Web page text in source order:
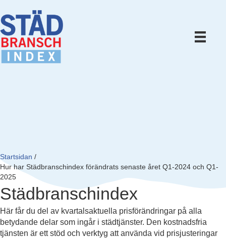
Startsidan /
Hur har Städbranschindex förändrats senaste året Q1-2024 och Q1-
2025
Städbranschindex
Här får du del av kvartalsaktuella prisförändringar på alla
betydande delar som ingår i städtjänster. Den kostnadsfria
tjänsten är ett stöd och verktyg att använda vid prisjusteringar